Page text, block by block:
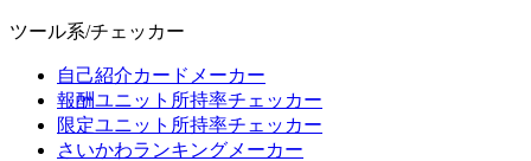
ツール系/チェッカー
自己紹介カードメーカー
報酬ユニット所持率チェッカー
限定ユニット所持率チェッカー
さいかわランキングメーカー